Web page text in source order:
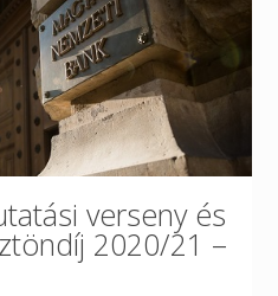
verseny és
2020/21 –